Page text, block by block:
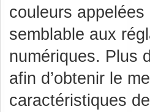
couleurs
semblable aux
numériques. Plus
afin d’obtenir le
caractéristiques